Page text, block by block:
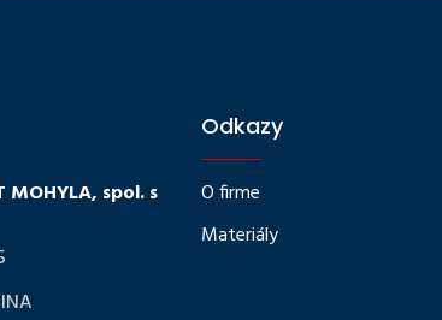
MOHYLA, spol. s
Odkazy
O firme
Materiály